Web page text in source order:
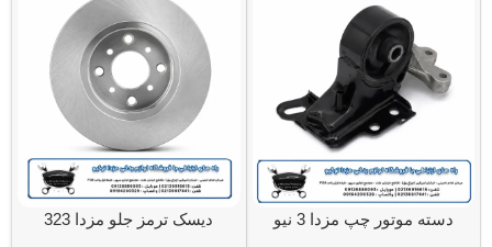
دسته موتور چپ مزدا 3 نیو دیسک ترمز جلو مزدا 323